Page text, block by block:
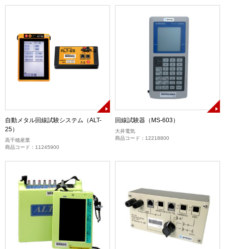
自動メタル回線試験システム（ALT-
25）
高千穂産業
商品コード：11245900
回線試験器（MS-603）
大井電気
商品コード：12218800